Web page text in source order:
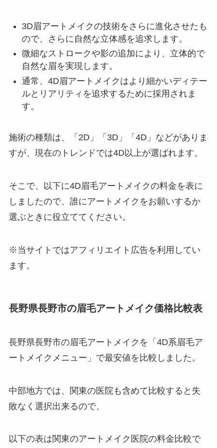
3D眉アートメイクの技術をさらに進化させたも
ので、さらに自然な立体感を追求します。
微細なストロークや影の追加により、立体的で
自然な眉を実現します。
通常、4D眉アートメイクはより細かいディテー
ルとリアリティを追求するために採用されま
す。
施術の種類は、「2D」「3D」「4D」などがありま
すが、現在のトレンドでは4D以上が選ばれます。
そこで、以下に4D眉毛アートメイクの料金を表に
しましたので、誰にアートメイクをお願いするか
選ぶときに役立ててください。
※当サイトではアフィリエイト広告を利用してい
ます。
長野県長野市の眉毛アートメイク価格比較表
長野県長野市の眉毛アートメイクを「4D系眉毛ア
ートメイクメニュー」で最安値を比較しました。
中部地方では、関東の医院も含めて比較すると失
敗なく選択出来るので、
以下の表は関東のアートメイク医院の料金比較で